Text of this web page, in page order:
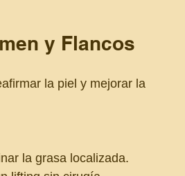
y Flancos
la piel y mejorar la
la grasa localizada.